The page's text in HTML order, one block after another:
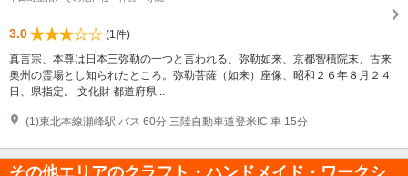
3.0
(1件)
真言宗、本尊は日本三弥勒の一つと言われる、弥勒如来、京都智積院末、古来
奥州の霊場とし知られたところ。弥勒菩薩（如来）座像、昭和２６年８月２４
日、県指定。 文化財 都道府県...
(1)東北本線瀬峰駅 バス 60分 三陸自動車道登米IC 車 15分
その他エリアのクラフト・ハンドメイド・ワークシ